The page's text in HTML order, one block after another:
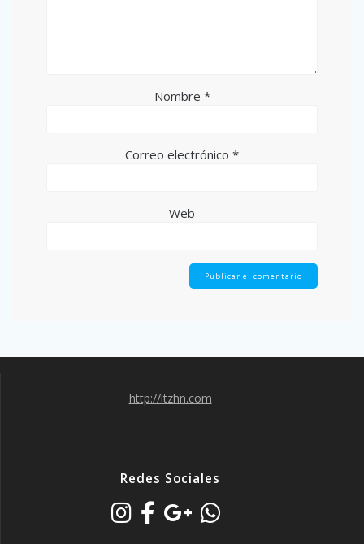
Nombre *
Correo electrónico *
Web
http://itzhn.com
Redes Sociales